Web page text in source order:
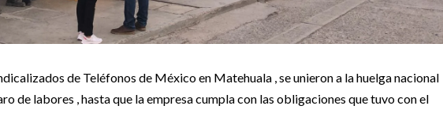
de Teléfonos de México en Matehuala , se unieron a la huelga nacional
de labores , hasta que la empresa cumpla con las obligaciones que tuvo con el